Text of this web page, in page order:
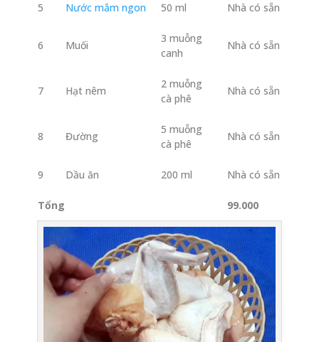
5 Nước mắm ngon 50 ml Nhà có sẵn
6 Muối
3 muỗng
canh
Nhà có sẵn
7 Hạt nêm
2 muỗng
cà phê
Nhà có sẵn
8 Đường
5 muỗng
cà phê
Nhà có sẵn
9 Dầu ăn 200 ml Nhà có sẵn
Tổng 99.000